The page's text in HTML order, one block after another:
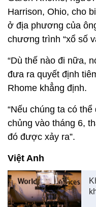
Harrison, Ohio, cho
ở địa phương của
chương trình “xổ số
“Dù thế nào đi nữa,
đưa ra quyết định
Rhome khẳng định.
“Nếu chúng ta có
chủng vào tháng 6,
đó được xảy ra”.
Việt Anh